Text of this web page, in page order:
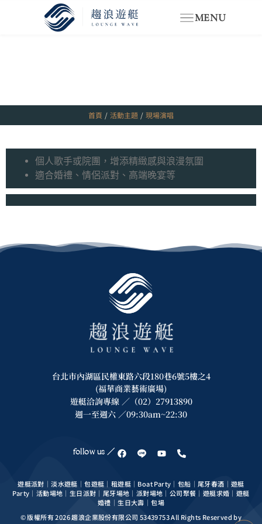
MENU
首頁 / 活動主題 / 現場演唱
個人歌手或院團，增添精緻感與浪漫氛圍
適合婚禮、情侶派對、高端晚宴等
台北市內湖區民權東路六段180巷6號5樓之4
(福華商業藝術廣場)
遊艇洽詢專線 ／（02）27913890
週一至週六 ／09:30am~22:30
follow us ／
遊艇派對｜淡水遊艇｜包遊艇｜租遊艇｜Boat Party｜包船｜尾牙春酒｜遊艇
Party｜活動場地｜生日派對｜尾牙場地｜派對場地｜公司聚餐｜遊艇求婚｜遊艇
婚禮｜生日大壽｜包場
© 版權所有 2026 趨浪企業股份有限公司 53439753 All Rights Reserved by